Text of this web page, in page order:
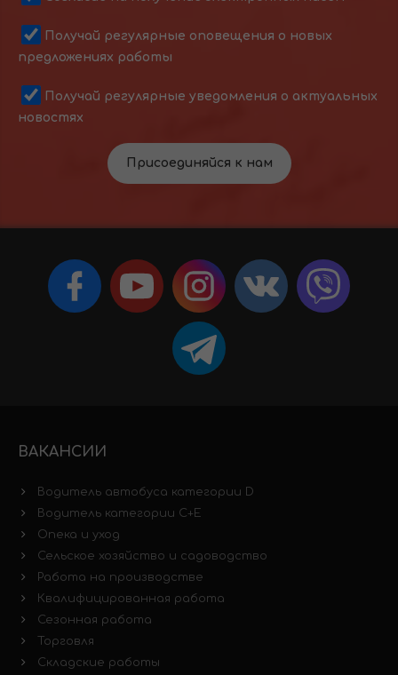
Получай регулярные оповещения о новых
предложениях работы
Получай регулярные уведомления о актуальных
новостях
Присоединяйся к нам
ВАКАНСИИ
Водитель автобуса категории D
Водитель категории C+E
Опека и уход
Сельское хозяйство и садоводство
Работа на производстве
Квалифицированная работа
Сезонная работа
Торговля
Складские работы